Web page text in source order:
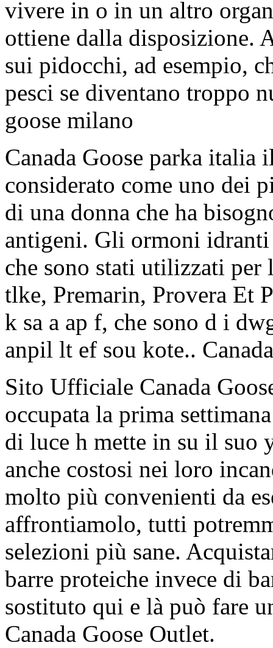
vivere in o in un altro
ottiene dalla disposizione.
sui pidocchi, ad esempio,
pesci se diventano troppo
goose milano
Canada Goose parka italia
considerato come uno dei
di una donna che ha
antigeni. Gli ormoni
che sono stati utilizzati per
tlke, Premarin, Provera Et
k sa a ap f, che sono d i
anpil lt ef sou kote..
Sito Ufficiale Canada
occupata la prima
di luce h mette in su il suo
anche costosi nei loro
molto più convenienti da
affrontiamolo, tutti
selezioni più sane.
barre proteiche invece di
sostituto qui e là può fare
Canada Goose Outlet.